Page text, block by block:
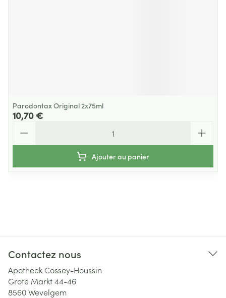
Parodontax Original 2x75ml
10,70 €
Ajouter au panier
Contactez nous
Apotheek Cossey-Houssin
Grote Markt 44-46
8560Wevelgem